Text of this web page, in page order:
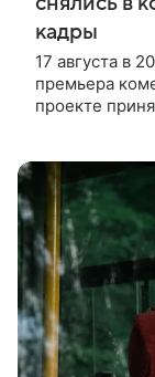
кадры
17 августа в
премьера
проекте